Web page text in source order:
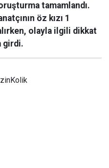
tamamlandı.
öz kızı 1
olayla ilgili dikkat
girdi.